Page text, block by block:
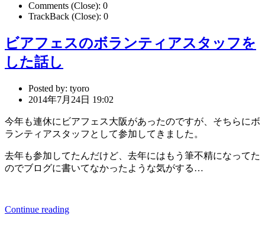
Comments (Close): 0
TrackBack (Close): 0
ビアフェスのボランティアスタッフを
した話し
Posted by: tyoro
2014年7月24日 19:02
今年も連休にビアフェス大阪があったのですが、そちらにボ
ランティアスタッフとして参加してきました。
去年も参加してたんだけど、去年にはもう筆不精になってた
のでブログに書いてなかったような気がする…
Continue reading